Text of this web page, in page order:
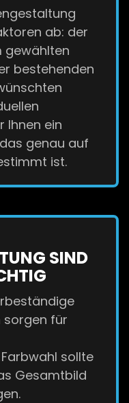
ab: der
gewählten
bestehenden
Ihnen ein
genau auf
ist.
SIND
sorgen für
Farbwahl sollte
Gesamtbild